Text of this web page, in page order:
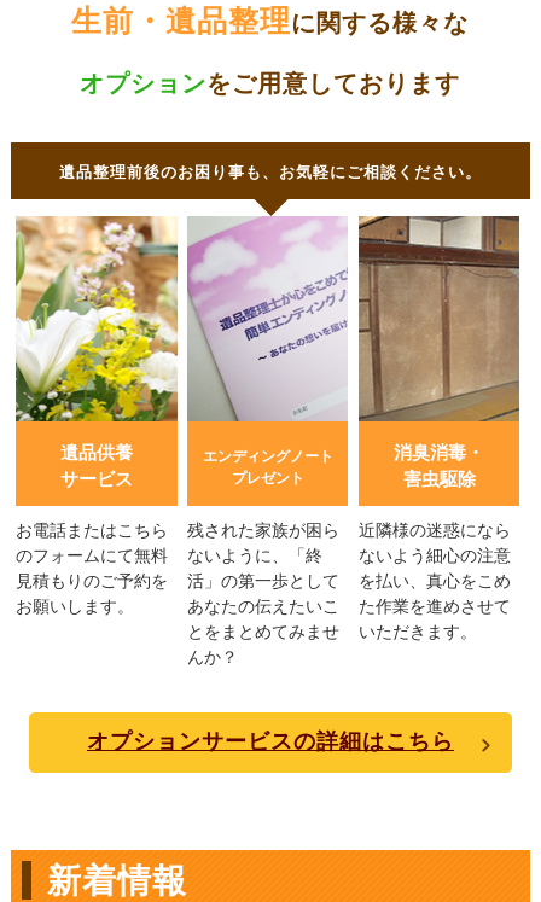
生前・遺品整理に関する様々な
オプションをご用意しております
遺品整理前後のお困り事も、お気軽にご相談ください。
遺品供養
サービス
お電話またはこちら
のフォームにて無料
見積もりのご予約を
お願いします。
エンディングノート
プレゼント
残された家族が困ら
ないように、「終
活」の第一歩として
あなたの伝えたいこ
とをまとめてみませ
んか？
消臭消毒・
害虫駆除
近隣様の迷惑になら
ないよう細心の注意
を払い、真心をこめ
た作業を進めさせて
いただきます。
オプションサービスの詳細はこちら
新着情報